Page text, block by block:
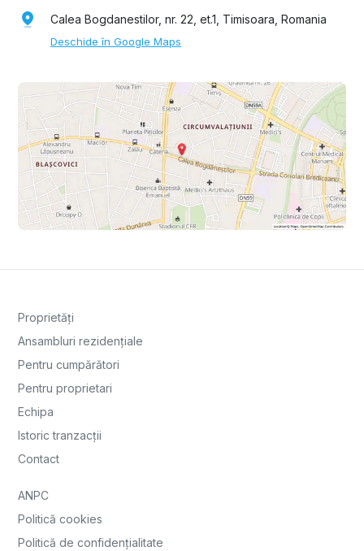
Calea Bogdanestilor, nr. 22, et.1, Timisoara, Romania
Deschide în Google Maps
Proprietăți
Ansambluri rezidențiale
Pentru cumpărători
Pentru proprietari
Echipa
Istoric tranzacții
Contact
ANPC
Politică cookies
Politică de confidențialitate